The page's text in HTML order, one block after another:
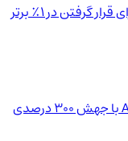
به‌روزرسانی لیست ثروتمندان ریپل؛ برای قرار گرفتن در ۱٪ برتر
آرژانتین به نیمه‌نهایی رسید؛ توکن ARG با جهش ۳۰۰ درصدی